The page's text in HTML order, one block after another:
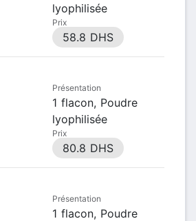
lyophilisée
Prix
58.8 DHS
Présentation
1 flacon, Poudre
lyophilisée
Prix
80.8 DHS
Présentation
1 flacon, Poudre